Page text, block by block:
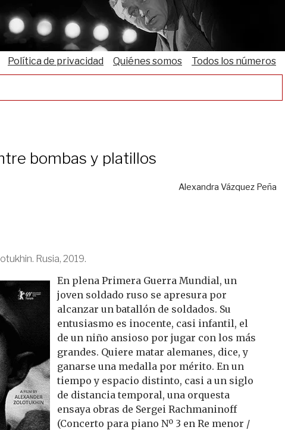
Política de privacidad Quiénes somos Todos los números
bombas y platillos
Alexandra Vázquez Peña
Rusia, 2019.
En plena Primera Guerra Mundial, un
joven soldado ruso se apresura por
alcanzar un batallón de soldados. Su
entusiasmo es inocente, casi infantil, el
de un niño ansioso por jugar con los más
grandes. Quiere matar alemanes, dice, y
ganarse una medalla por mérito. En un
tiempo y espacio distinto, casi a un siglo
de distancia temporal, una orquesta
ensaya obras de Sergei Rachmaninoff
(Concerto para piano Nº 3 en Re menor /